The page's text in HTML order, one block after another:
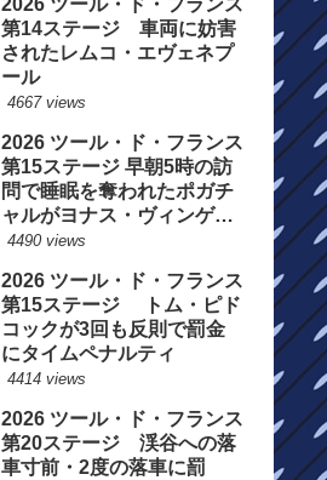
2026 ツール・ド・フランス
第14ステージ 車両に妨害
されたレムコ・エヴェネプ
ール
4667 views
2026 ツール・ド・フランス
第15ステージ 早朝5時の訪
問で睡眠を奪われたポガチ
ャルがヨナス・ヴィンゲゴ
ーの離脱を惜しむ
4490 views
2026 ツール・ド・フランス
第15ステージ トム・ピド
コックが3回も反則で罰金
にタイムペナルティ
4414 views
2026 ツール・ド・フランス
第20ステージ 渓谷への落
車寸前・2度の落車に罰